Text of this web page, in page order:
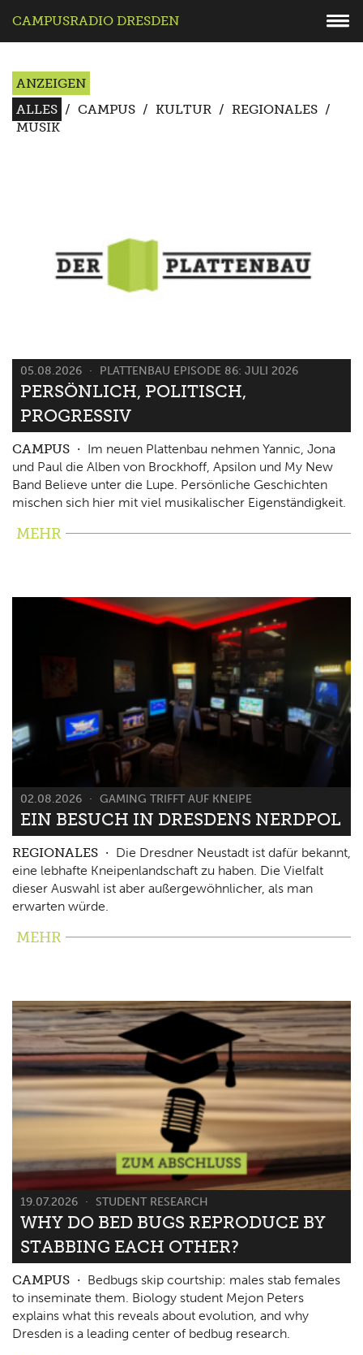
CAMPUSRADIO DRESDEN
ANZEIGEN
ALLES / CAMPUS / KULTUR / REGIONALES /
MUSIK
05.08.2026 PLATTENBAU EPISODE 86: JULI 2026
PERSÖNLICH, POLITISCH,
PROGRESSIV
CAMPUS
Im neuen Plattenbau nehmen Yannic, Jona
und Paul die Alben von Brockhoff, Apsilon und My New
Band Believe unter die Lupe. Persönliche Geschichten
mischen sich hier mit viel musikalischer Eigenständigkeit.
MEHR
02.08.2026 GAMING TRIFFT AUF KNEIPE
EIN BESUCH IN DRESDENS NERDPOL
REGIONALES
Die Dresdner Neustadt ist dafür bekannt,
eine lebhafte Kneipenlandschaft zu haben. Die Vielfalt
dieser Auswahl ist aber außergewöhnlicher, als man
erwarten würde.
MEHR
19.07.2026 STUDENT RESEARCH
WHY DO BED BUGS REPRODUCE BY
STABBING EACH OTHER?
CAMPUS
Bedbugs skip courtship: males stab females
to inseminate them. Biology student Mejon Peters
explains what this reveals about evolution, and why
Dresden is a leading center of bedbug research.